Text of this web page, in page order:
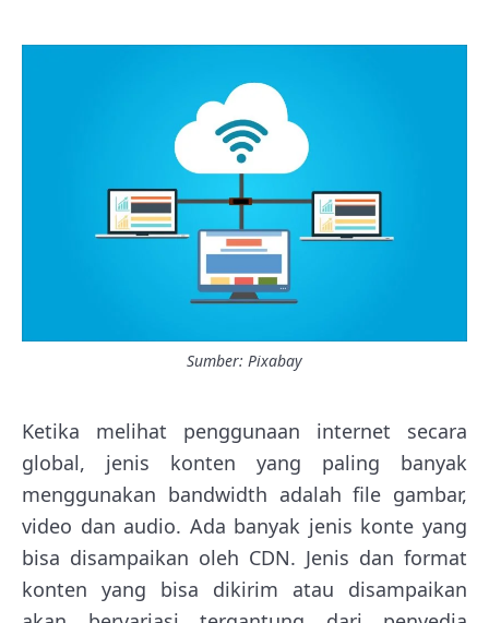
Sumber: Pixabay
Ketika melihat penggunaan internet secara
global, jenis konten yang paling banyak
menggunakan bandwidth adalah file gambar,
video dan audio. Ada banyak jenis konte yang
bisa disampaikan oleh CDN. Jenis dan format
konten yang bisa dikirim atau disampaikan